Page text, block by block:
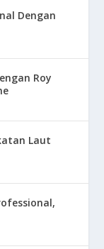
Dengan
Roy
Laut